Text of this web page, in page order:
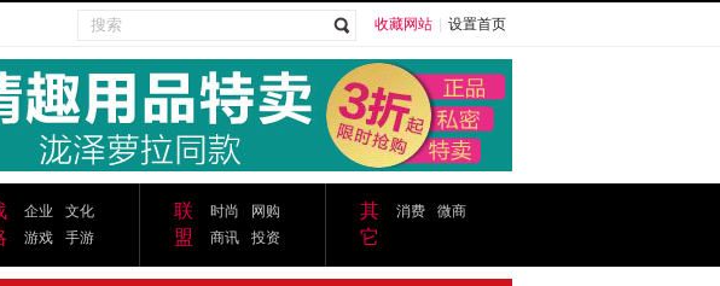
收藏网站 设置首页
企业
文化
游戏
手游
联
盟
时尚
网购
商讯
投资
其
它
消费 微商